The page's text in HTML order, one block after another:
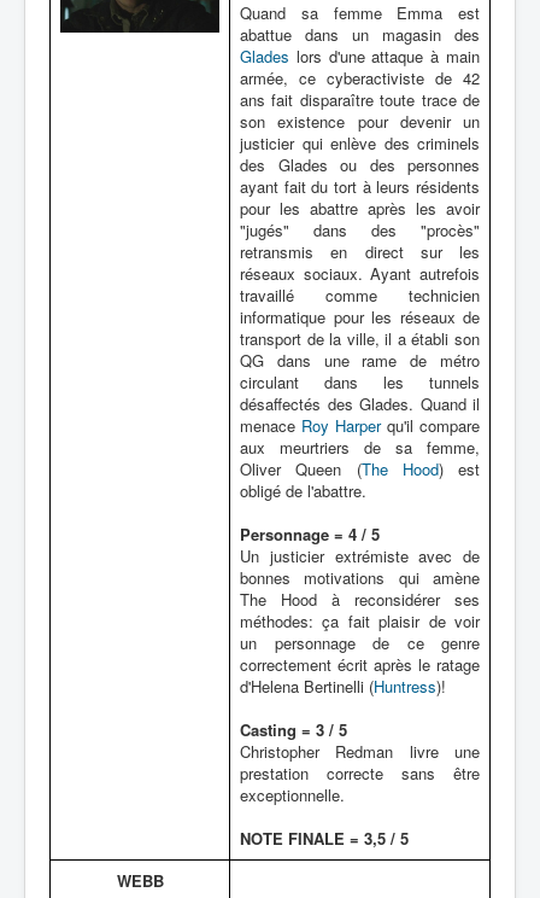
Quand sa femme Emma est
abattue dans un magasin des
Glades lors d'une attaque à main
armée, ce cyberactiviste de 42
ans fait disparaître toute trace de
son existence pour devenir un
justicier qui enlève des criminels
des Glades ou des personnes
ayant fait du tort à leurs résidents
pour les abattre après les avoir
"jugés" dans des "procès"
retransmis en direct sur les
réseaux sociaux. Ayant autrefois
travaillé comme technicien
informatique pour les réseaux de
transport de la ville, il a établi son
QG dans une rame de métro
circulant dans les tunnels
désaffectés des Glades. Quand il
menace Roy Harperqu'il compare
aux meurtriers de sa femme,
Oliver Queen (The Hood) est
obligé de l'abattre.
Personnage = 4 / 5
Un justicier extrémiste avec de
bonnes motivations qui amène
The Hood à reconsidérer ses
méthodes: ça fait plaisir de voir
un personnage de ce genre
correctement écrit après le ratage
d'Helena Bertinelli (Huntress)!
Casting = 3 / 5
Christopher Redman livre une
prestation correcte sans être
exceptionnelle.
NOTE FINALE = 3,5 / 5
WEBB